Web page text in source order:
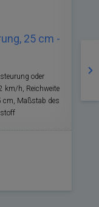
25 cm -
oder
km/h, Reichweite
cm, Maßstab des